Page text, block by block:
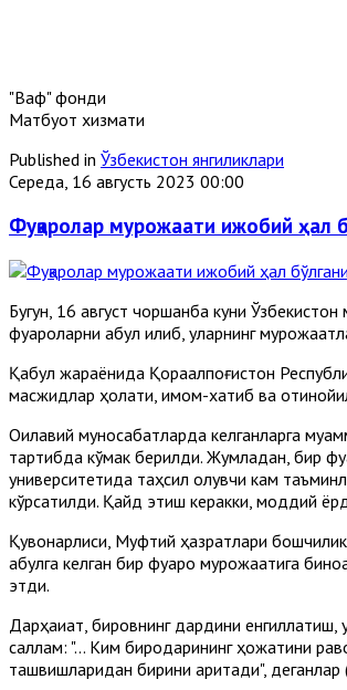
"Вақф" фонди
Матбуот хизмати
Published in Ўзбекистон янгиликлари
Середа, 16 августь 2023 00:00
Фуқаролар мурожаати ижобий ҳал
Бугун, 16 август чоршанба куни
фуқароларни қабул қилиб, уларнинг
Қабул жараёнида Қорақалпоғистон
масжидлар ҳолати, имом-хатиб ва
Оилавий муносабатларда келганларга
тартибда кўмак берилди. Жумладан, бир
университетида таҳсил олувчи кам
кўрсатилди. Қайд этиш керакки, моддий
Қувонарлиси, Муфтий ҳазратлари
қабулга келган бир фуқаро мурожаатига
этди.
Дарҳақиқат, бировнинг дардини
саллам: "... Ким биродарининг ҳожатини
ташвишларидан бирини аритади",